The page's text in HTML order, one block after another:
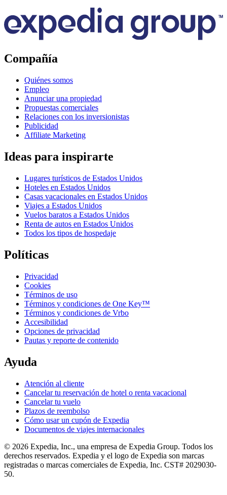
Compañía
Quiénes somos
Empleo
Anunciar una propiedad
Propuestas comerciales
Relaciones con los inversionistas
Publicidad
Affiliate Marketing
Ideas para inspirarte
Lugares turísticos de Estados Unidos
Hoteles en Estados Unidos
Casas vacacionales en Estados Unidos
Viajes a Estados Unidos
Vuelos baratos a Estados Unidos
Renta de autos en Estados Unidos
Todos los tipos de hospedaje
Políticas
Privacidad
Cookies
Términos de uso
Términos y condiciones de One Key™
Términos y condiciones de Vrbo
Accesibilidad
Opciones de privacidad
Pautas y reporte de contenido
Ayuda
Atención al cliente
Cancelar tu reservación de hotel o renta vacacional
Cancelar tu vuelo
Plazos de reembolso
Cómo usar un cupón de Expedia
Documentos de viajes internacionales
© 2026 Expedia, Inc., una empresa de Expedia Group. Todos los
derechos reservados. Expedia y el logo de Expedia son marcas
registradas o marcas comerciales de Expedia, Inc. CST# 2029030-
50.